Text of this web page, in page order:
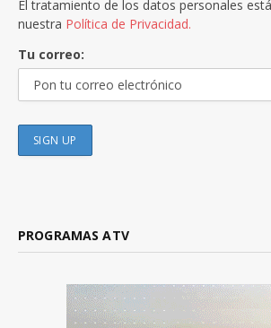
El tratamiento de los datos personales
nuestra Política de Privacidad.
Tu correo:
PROGRAMAS ATV